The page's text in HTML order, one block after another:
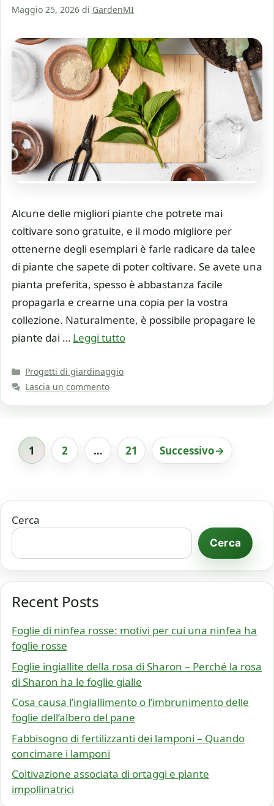
Maggio 25, 2026 di GardenMI
Alcune delle migliori piante che potrete mai
coltivare sono gratuite, e il modo migliore per
ottenerne degli esemplari è farle radicare da talee
di piante che sapete di poter coltivare. Se avete una
pianta preferita, spesso è abbastanza facile
propagarla e crearne una copia per la vostra
collezione. Naturalmente, è possibile propagare le
piante dai … Leggi tutto
Categorie
Progetti di giardinaggio
Lascia un commento
Pagina
1 Pagina
2 … Pagina
21 Successivo→
Cerca
Cerca
Recent Posts
Foglie di ninfea rosse: motivi per cui una ninfea ha
foglie rosse
Foglie ingiallite della rosa di Sharon – Perché la rosa
di Sharon ha le foglie gialle
Cosa causa l’ingiallimento o l’imbrunimento delle
foglie dell’albero del pane
Fabbisogno di fertilizzanti dei lamponi – Quando
concimare i lamponi
Coltivazione associata di ortaggi e piante
impollinatrici